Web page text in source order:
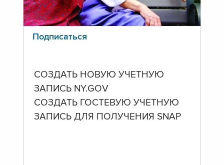
Подписаться
СОЗДАТЬ НОВУЮ УЧЕТНУЮ
ЗАПИСЬ NY.GOV
СОЗДАТЬ ГОСТЕВУЮ УЧЕТНУЮ
ЗАПИСЬ ДЛЯ ПОЛУЧЕНИЯ SNAP